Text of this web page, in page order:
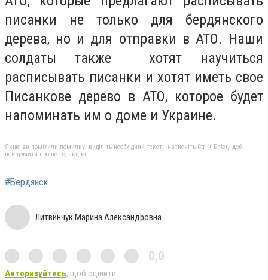
писанки не только для бердянского
дерева, но и для отправки в АТО. Наши
солдаты также хотят научиться
расписывать писанки и хотят иметь свое
Писанкове дерево в АТО, которое будет
напоминать им о доме и Украине.
Якщо ви помітили помилку, виділіть необхідний текст і натисніть Ctrl + Enter, щоб
повідомити про це редакцію
#Бердянск
Литвинчук Марина Александровна
0,0
Авторизуйтесь, щоб оцінити